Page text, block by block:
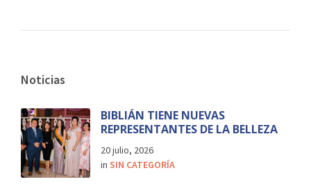
Noticias
BIBLIÁN TIENE NUEVAS
REPRESENTANTES DE LA BELLEZA
20 julio, 2026
in SIN CATEGORÍA